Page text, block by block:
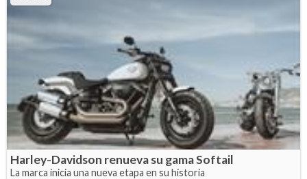
Harley-Davidson renueva su gama Softail
La marca inicia una nueva etapa en su historia